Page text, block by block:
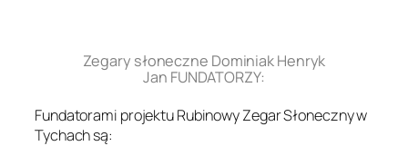
Zegary słoneczne Dominiak Henryk
Jan FUNDATORZY:
Fundatorami projektu Rubinowy Zegar Słoneczny w
Tychach są: